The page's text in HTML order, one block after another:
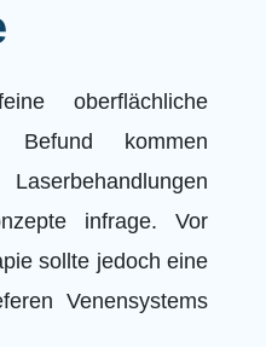
oberflächliche
kommen
infrage. Vor
sollte jedoch eine
Venensystems